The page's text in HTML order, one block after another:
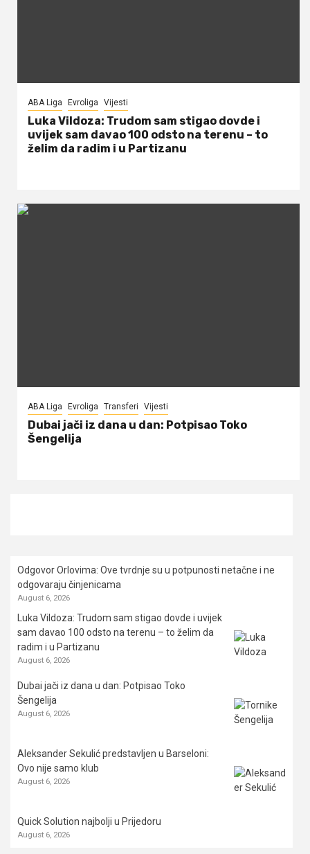
ABA Liga Evroliga Vijesti
Luka Vildoza: Trudom sam stigao dovde i
uvijek sam davao 100 odsto na terenu – to
želim da radim i u Partizanu
ABA Liga Evroliga Transferi Vijesti
Dubai jači iz dana u dan: Potpisao Toko
Šengelija
Odgovor Orlovima: ​Ove tvrdnje su u potpunosti netačne i ne
odgovaraju činjenicama
August 6, 2026
Luka Vildoza: Trudom sam stigao dovde i uvijek
sam davao 100 odsto na terenu – to želim da
radim i u Partizanu
August 6, 2026
Dubai jači iz dana u dan: Potpisao Toko
Šengelija
August 6, 2026
Aleksander Sekulić predstavljen u Barseloni:
Ovo nije samo klub
August 6, 2026
Quick Solution najbolji u Prijedoru
August 6, 2026